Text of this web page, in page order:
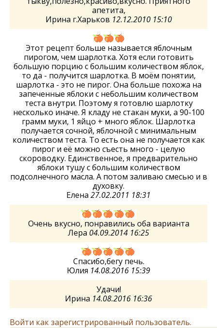
апетита,
Ирина г.Харьков 12.12.2010 15:10
Этот рецепт больше называется яблочным
пирогом, чем шарлотка. Хотя если готовить
большую порцию с большим количеством яблок,
то да - получится шарлотка. В моём понятии,
шарлотка - это не пирог. Она больше похожа на
запеченные яблоки с небольшим количеством
теста внутри. Поэтому я готовлю шарлотку
несколько иначе. Я кладу не стакан муки, а 90-100
грамм муки, 1 яйцо + много яблок. Шарлотка
получается сочной, яблочной с минимальным
количеством теста. То есть она не получается как
пирог и её можно съесть много - целую
скороводку. Единственное, я предварительно
яблоки тушу с большим количеством
подсолнечного масла. А потом заливаю смесью и в
духовку.
Елена 27.02.2011 18:31
Очень вкусно, понравились оба варианта
Лера 04.09.2014 16:25
Спасибо,бегу печь.
Юлия 14.08.2016 15:39
Удачи!
Ирина 14.08.2016 16:36
Войти как зарегистрированный пользователь.